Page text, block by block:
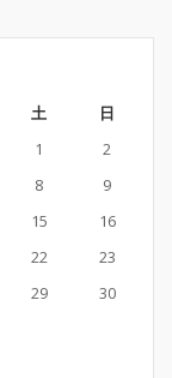
土
日
1
2
8
9
15
16
22
23
29
30